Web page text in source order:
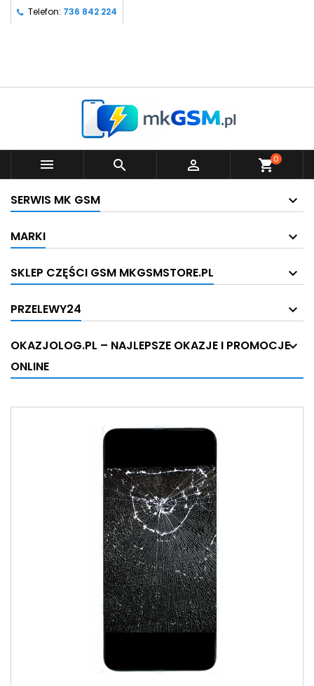
Telefon: 736 842 224
   shopping_cart0
SERWIS MK GSM
MARKI
SKLEP CZĘŚCI GSM MKGSMSTORE.PL
PRZELEWY24
OKAZJOLOG.PL – NAJLEPSZE OKAZJE I PROMOCJE
ONLINE